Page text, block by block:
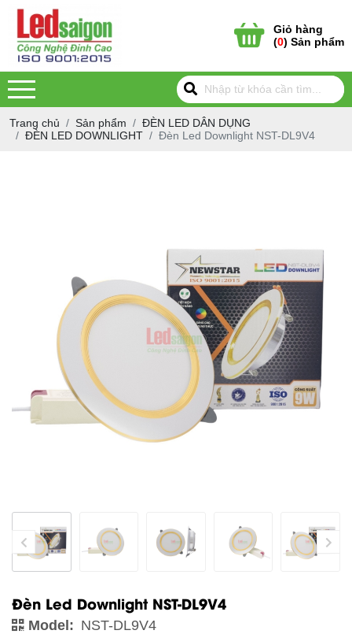
Giỏ hàng
(0) Sản phẩm
Trang chủ Sản phẩm
ĐÈN LED DÂN DỤNG
ĐÈN LED DOWNLIGHT
Đèn Led Downlight NST-DL9V4
Đèn Led Downlight NST-DL9V4
Model: NST-DL9V4